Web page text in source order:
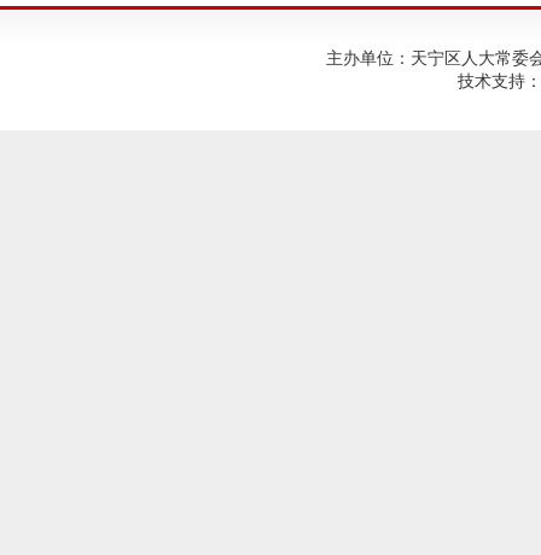
主办单位：天宁区人大常委
技术支持